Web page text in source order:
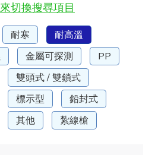
切換搜尋項目
耐寒
耐高溫
金屬可探測
PP
雙頭式 / 雙鎖式
標示型
鉛封式
其他 紮線槍